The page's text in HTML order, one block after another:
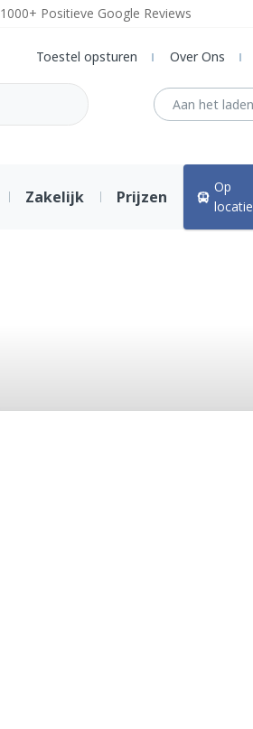
1000+ Positieve Google Reviews
Toestel opsturen
Over Ons
Zakelijk Prijzen
Op
locatie